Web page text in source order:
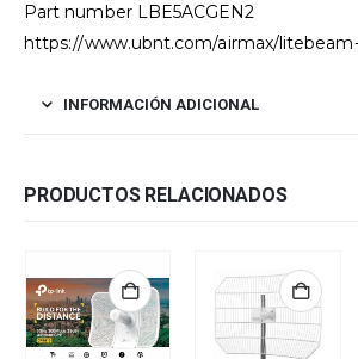
Part number LBE5ACGEN2
https://www.ubnt.com/airmax/
INFORMACIÓN ADICIONAL
PRODUCTOS RELACIONADOS